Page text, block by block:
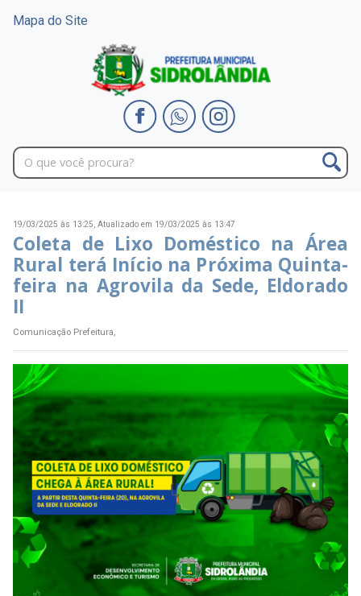
Mapa do Site
19/03/2025 às 13:25, Atualizado em 19/03/2025 às 13:47
Coleta de Lixo Doméstico na Área
Rural terá Início na Próxima Quinta-
feira na Agrovila da Sede, Eldorado
II
Comunicação Prefeitura,